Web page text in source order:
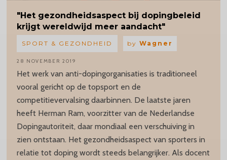
"Het gezondheidsaspect bij dopingbeleid
krijgt wereldwijd meer aandacht"
Het werk van anti-dopingorganisaties is traditioneel
vooral gericht op de topsport en de
competitievervalsing daarbinnen. De laatste jaren
heeft Herman Ram, voorzitter van de Nederlandse
Dopingautoriteit, daar mondiaal een verschuiving in
zien ontstaan. Het gezondheidsaspect van sporters in
relatie tot doping wordt steeds belangrijker. Als docent
SPORT & GEZONDHEID by Wagner
28 NOVEMBER 2019